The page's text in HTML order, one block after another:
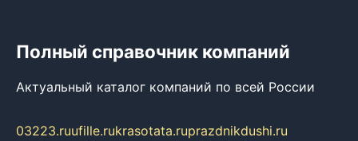
Полный справочник компаний
Актуальный каталог компаний по всей России
03223.ruufille.rukrasotata.ruprazdnikdushi.ru